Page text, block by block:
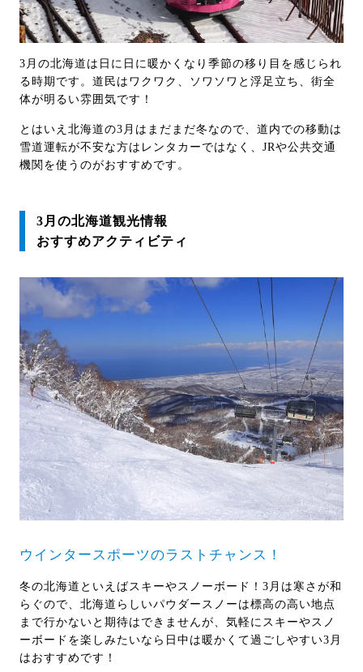
3月の北海道は日に日に暖かくなり季節の移り目を感じられ
る時期です。道民はワクワク、ソワソワと浮足立ち、街全
体が明るい雰囲気です！
とはいえ北海道の3月はまだまだ冬なので、道内での移動は
雪道運転が不安な方はレンタカーではなく、JRや公共交通
機関を使うのがおすすめです。
3月の北海道観光情報
おすすめアクティビティ
ウインタースポーツのラストチャンス！
冬の北海道といえばスキーやスノーボード！3月は寒さが和
らぐので、北海道らしいパウダースノーは標高の高い地点
まで行かないと期待はできませんが、気軽にスキーやスノ
ーボードを楽しみたいなら日中は暖かくて過ごしやすい3月
はおすすめです！